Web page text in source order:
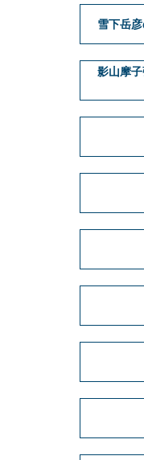
雪下岳
影山摩